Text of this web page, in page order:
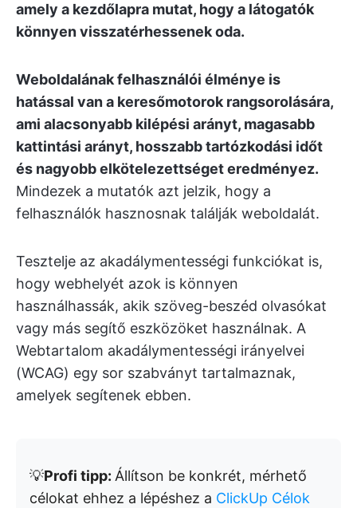
amely a kezdőlapra mutat, hogy a látogatók
könnyen visszatérhessenek oda.
Weboldalának felhasználói élménye is
hatással van a keresőmotorok rangsorolására,
ami alacsonyabb kilépési arányt, magasabb
kattintási arányt, hosszabb tartózkodási időt
és nagyobb elkötelezettséget eredményez.
Mindezek a mutatók azt jelzik, hogy a
felhasználók hasznosnak találják weboldalát.
Tesztelje az akadálymentességi funkciókat is,
hogy webhelyét azok is könnyen
használhassák, akik szöveg-beszéd olvasókat
vagy más segítő eszközöket használnak. A
Webtartalom akadálymentességi irányelvei
(WCAG) egy sor szabványt tartalmaznak,
amelyek segítenek ebben.
💡Profi tipp: Állítson be konkrét, mérhető
célokat ehhez a lépéshez a ClickUp Célok